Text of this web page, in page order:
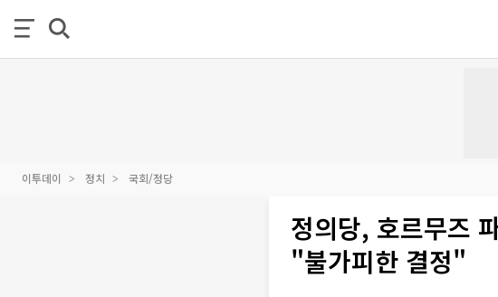
이투데이 정치 국회/정당
정의당, 호르무즈
"불가피한 결정"